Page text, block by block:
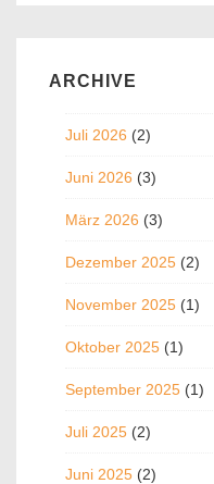
ARCHIVE
Juli 2026 (2)
Juni 2026 (3)
März 2026 (3)
Dezember 2025 (2)
November 2025 (1)
Oktober 2025 (1)
September 2025 (1)
Juli 2025 (2)
Juni 2025 (2)